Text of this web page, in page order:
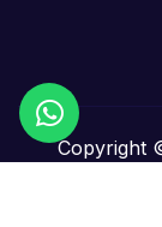
Copyright